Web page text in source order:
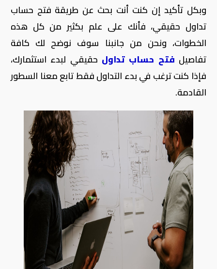
وبكل تأكيد إن كنت أنت بحث عن طريقة فتح حساب
تداول حقيقي، فأنك على علم بكثير من كل هذه
الخطوات، ونحن من جانبنا سوف نوضح لك كافة
تفاصيل فتح حساب تداول حقيقي لبدء استثمارك،
فإذا كنت ترغب في بدء التداول فقط تابع معنا السطور
القادمة.